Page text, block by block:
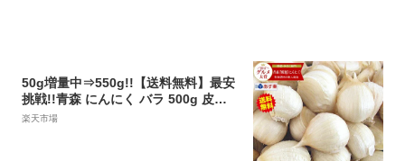
50g増量中⇒550g!!【送料無料】最安
挑戦!!青森 にんにく バラ 500g 皮剥
けなし【黒にんにく作りに人気！正
楽天市場